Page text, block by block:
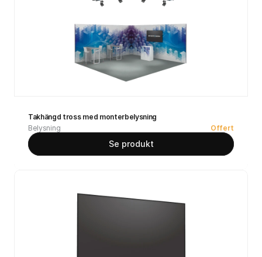
Takhängd tross med monterbelysning
Belysning
Offert
Se produkt